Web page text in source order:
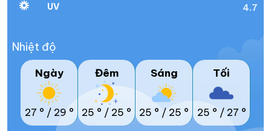
UV
4.7
Nhiệt độ
Ngày
27 ° / 29 °
Đêm
25 ° / 25 °
Sáng
25 ° / 25 °
Tối
25 ° / 27 °